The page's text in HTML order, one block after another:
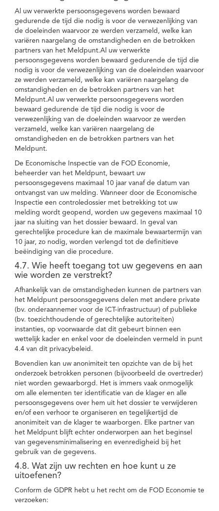
Al uw verwerkte persoonsgegevens worden bewaard
gedurende de tijd die nodig is voor de verwezenlijking van
de doeleinden waarvoor ze werden verzameld, welke kan
variëren naargelang de omstandigheden en de betrokken
partners van het Meldpunt.Al uw verwerkte
persoonsgegevens worden bewaard gedurende de tijd die
nodig is voor de verwezenlijking van de doeleinden waarvoor
ze werden verzameld, welke kan variëren naargelang de
omstandigheden en de betrokken partners van het
Meldpunt.Al uw verwerkte persoonsgegevens worden
bewaard gedurende de tijd die nodig is voor de
verwezenlijking van de doeleinden waarvoor ze werden
verzameld, welke kan variëren naargelang de
omstandigheden en de betrokken partners van het
Meldpunt.
De Economische Inspectie van de FOD Economie,
beheerder van het Meldpunt, bewaart uw
persoonsgegevens maximaal 10 jaar vanaf de datum van
ontvangst van uw melding. Wanneer door de Economische
Inspectie een controledossier met betrekking tot uw
melding wordt geopend, worden uw gegevens maximaal 10
jaar na sluiting van het dossier bewaard. In geval van
gerechtelijke procedure kan de maximale bewaartermijn van
10 jaar, zo nodig, worden verlengd tot de definitieve
beëindiging van die procedure.
4.7. Wie heeft toegang tot uw gegevens en aan
wie worden ze verstrekt?
Afhankelijk van de omstandigheden kunnen de partners van
het Meldpunt persoonsgegevens delen met andere private
(bv. onderaannemer voor de ICT-infrastructuur) of publieke
(bv. toezichthoudende of gerechtelijke autoriteiten)
instanties, op voorwaarde dat dit gebeurt binnen een
wettelijk kader en enkel voor de doeleinden vermeld in punt
4.4 van dit privacybeleid.
Bovendien kan uw anonimiteit ten opzichte van de bij het
onderzoek betrokken personen (bijvoorbeeld de overtreder)
niet worden gewaarborgd. Het is immers vaak onmogelijk
om alle elementen ter identificatie van de klager en alle
persoonsgegevens over hem uit het dossier te verwijderen
en/of een verhoor te organiseren en tegelijkertijd de
anonimiteit van de klager te waarborgen. Elke partner van
het Meldpunt blijft echter onderworpen aan het beginsel
van gegevensminimalisering en evenredigheid bij het
gebruik van de gegevens.
4.8. Wat zijn uw rechten en hoe kunt u ze
uitoefenen?
Conform de GDPR hebt u het recht om de FOD Economie te
verzoeken: